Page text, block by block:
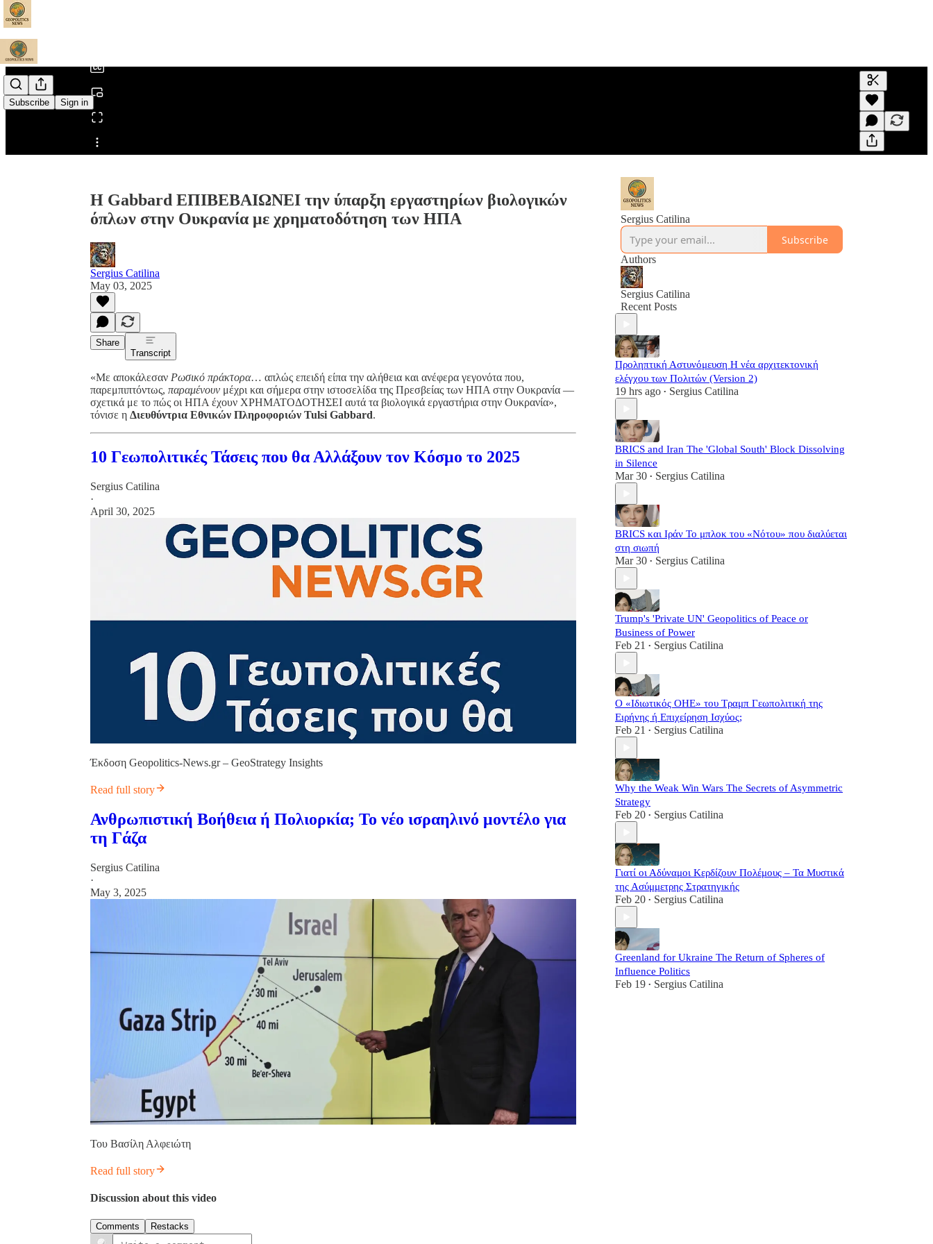
Subscribe Sign in
Share from 0:00
Generate
A transcript
editing.
Η Gabbard ΕΠΙΒΕΒΑΙΩΝΕΙ την ύπαρξη εργαστηρίων βιολογικών
όπλων στην Ουκρανία με χρηματοδότηση των ΗΠΑ
Sergius Catilina
May 03, 2025
Share
Transcript
«Με αποκάλεσαν Ρωσικό πράκτορα… απλώς επειδή είπα την αλήθεια και ανέφερα γεγονότα που,
παρεμπιπτόντως, παραμένουν μέχρι και σήμερα στην ιστοσελίδα της Πρεσβείας των ΗΠΑ στην Ουκρανία —
σχετικά με το πώς οι ΗΠΑ έχουν ΧΡΗΜΑΤΟΔΟΤΗΣΕΙ αυτά τα βιολογικά εργαστήρια στην Ουκρανία»,
τόνισε η Διευθύντρια Εθνικών Πληροφοριών Tulsi Gabbard.
10 Γεωπολιτικές Τάσεις που θα Αλλάξουν τον Κόσμο το 2025
Sergius Catilina
·
April 30, 2025
Έκδοση Geopolitics-News.gr – GeoStrategy Insights
Read full story
Ανθρωπιστική Βοήθεια ή Πολιορκία; Το νέο ισραηλινό μοντέλο για
τη Γάζα
Sergius Catilina
·
May 3, 2025
Του Βασίλη Αλφειώτη
Read full story
Discussion about this video
Comments Restacks
Sergius Catilina
Subscribe
Authors
Sergius Catilina
Recent Posts
Προληπτική Αστυνόμευση Η νέα αρχιτεκτονική
ελέγχου των Πολιτών (Version 2)
19 hrs ago • Sergius Catilina
BRICS and Iran The 'Global South' Block Dissolving
in Silence
Mar 30 • Sergius Catilina
BRICS και Ιράν Το μπλοκ του «Νότου» που διαλύεται
στη σιωπή
Mar 30 • Sergius Catilina
Trump's 'Private UN' Geopolitics of Peace or
Business of Power
Feb 21 • Sergius Catilina
Ο «Ιδιωτικός ΟΗΕ» του Τραμπ Γεωπολιτική της
Ειρήνης ή Επιχείρηση Ισχύος;
Feb 21 • Sergius Catilina
Why the Weak Win Wars The Secrets of Asymmetric
Strategy
Feb 20 • Sergius Catilina
Γιατί οι Αδύναμοι Κερδίζουν Πολέμους – Τα Μυστικά
της Ασύμμετρης Στρατηγικής
Feb 20 • Sergius Catilina
Greenland for Ukraine The Return of Spheres of
Influence Politics
Feb 19 • Sergius Catilina